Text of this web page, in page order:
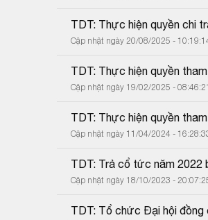
TDT: Thực hiện quyền chi
Cập nhật ngày 20/08/2025 -
TDT: Thực hiện quyền
Cập nhật ngày 19/02/2025 - 08:46:21
TDT: Thực hiện quyền
Cập nhật ngày 11/04/2024 -
TDT: Trả cổ tức năm 2022
Cập nhật ngày 18/10/2023 -
TDT: Tổ chức Đại hội đồng